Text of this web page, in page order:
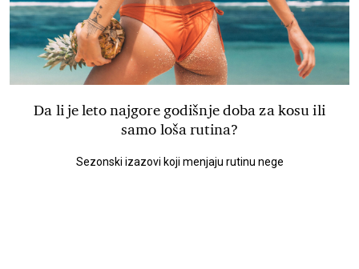
Da li je leto najgore godišnje doba za kosu ili
samo loša rutina?
Sezonski izazovi koji menjaju rutinu nege